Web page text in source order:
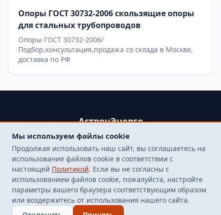
Опоры ГОСТ 30732-2006 скользящие опоры
для стальных трубопроводов
Опоры ГОСТ 30732-2006/
Подбор,консультация,продажа со склада в Москве,
доставка по РФ
АстронЭнерго
+79250499357 , +74998417015
107564, г. Москва, пр-д Погонный, д. 1 к. 9, помещение 10Н.
Бесплатная доставка до терминала транспортной
компанией в Москве
finarm98@mail.ru
© 2026 Все права защищены
Мы используем файлы cookie
Продолжая использовать наш сайт, вы соглашаетесь на
использование файлов cookie в соответствии с
настоящей Политикой. Если вы не согласны с
использованием файлов cookie, пожалуйста, настройте
параметры вашего браузера соответствующим образом
или воздержитесь от использования нашего сайта.